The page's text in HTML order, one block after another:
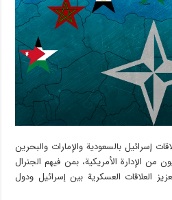
إسرائيل بالسعودية والإمارات والبحرين
الإدارة الأمريكية، بمن فيهم الجنرال
العلاقات العسكرية بين إسرائيل ودول